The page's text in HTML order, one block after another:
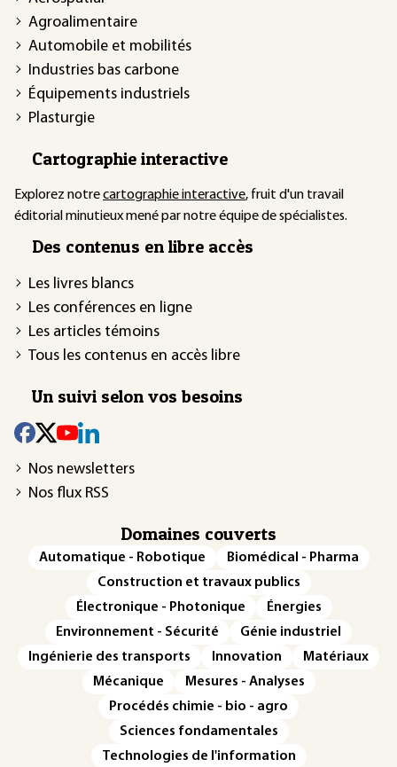
Agroalimentaire
Automobile et mobilités
Industries bas carbone
Équipements industriels
Plasturgie
Cartographie interactive
Explorez notrecartographie interactive, fruit d'un travail
éditorial minutieux mené par notre équipe de spécialistes.
Des contenus en libre accès
Les livres blancs
Les conférences en ligne
Les articles témoins
Tous les contenus en accès libre
Un suivi selon vos besoins
Nos newsletters
Nos flux RSS
Domaines couverts
Automatique - Robotique
Biomédical - Pharma
Construction et travaux publics
Électronique - Photonique
Énergies
Environnement - Sécurité
Génie industriel
Ingénierie des transports
Innovation
Matériaux
Mécanique
Mesures - Analyses
Procédés chimie - bio - agro
Sciences fondamentales
Technologies de l'information